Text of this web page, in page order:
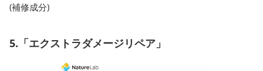
(補修成分)
5.「エクストラダメージリペア」